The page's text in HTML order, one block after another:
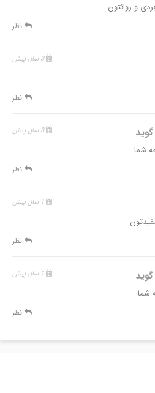
و روانتون
نظر
3 سال پیش
نظر
3 سال پیش
شما
نظر
نظر
شما
نظر